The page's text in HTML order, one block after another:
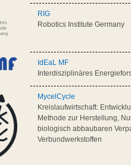
RIG
Robotics Institute Germany
IdEaL MF
Interdisziplinäres
MycelCycle
Kreislaufwirtschaft:
Methode zur Herstellung,
biologisch abbaubaren
Verbundwerkstoffen